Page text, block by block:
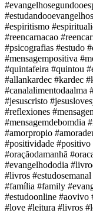
#espiritismo
#reencarnacao
#psicografias #estudo
#mensagempositiva
#quintafeira #quintou
#allankardec #kardec
#canalalimentodaalma
#jesuscristo
#reflexiones
#mensagemdebomdia
#amorpropio
#positividade #positivo
#oraçãodamanhã
#evangelhododia
#livros
#família #family
#estudoonline
#love #leitura #livros